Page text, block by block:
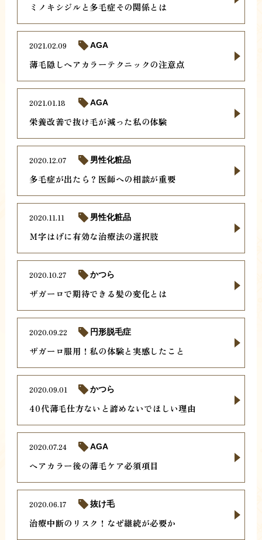
ミノキシジルと多毛症その関係とは
薄毛隠しヘアカラーテクニックの注意点
2021.02.09 AGA
栄養改善で抜け毛が減った私の体験
2021.01.18 AGA
多毛症が出たら？医師への相談が重要
2020.12.07 男性化粧品
Ｍ字はげに有効な治療法の選択肢
2020.11.11 男性化粧品
ザガーロで期待できる髪の変化とは
2020.10.27 かつら
ザガーロ服用！私の体験と実感したこと
2020.09.22 円形脱毛症
40代薄毛仕方ないと諦めないでほしい理由
2020.09.01 かつら
ヘアカラー後の薄毛ケア必須項目
2020.07.24 AGA
治療中断のリスク！なぜ継続が必要か
2020.06.17 抜け毛